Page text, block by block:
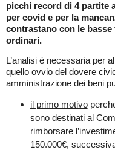
picchi record di 4 partite
per covid e per la
contrastano con le
ordinari.
L’analisi è necessaria per
quello ovvio del dovere
amministrazione dei beni
il primo motivo
sono destinati al
rimborsare
150.000€,